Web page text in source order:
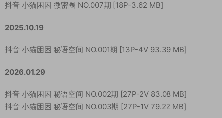
抖音 小猫困困 微密圈 NO.007期 [18P-3.62 MB]
2025.10.19
抖音 小猫困困 秘语空间 NO.001期 [13P-4V 93.39 MB]
2026.01.29
抖音 小猫困困 秘语空间 NO.002期 [27P-2V 83.08 MB]
抖音 小猫困困 秘语空间 NO.003期 [27P-1V 79.22 MB]